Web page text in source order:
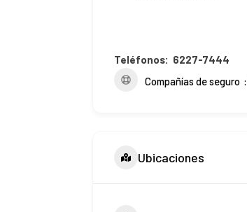
Teléfonos: 6227-7444
Compañías de seguro
Ubicaciones